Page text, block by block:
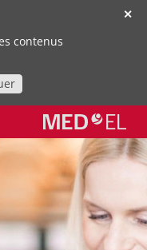
✕
contenus